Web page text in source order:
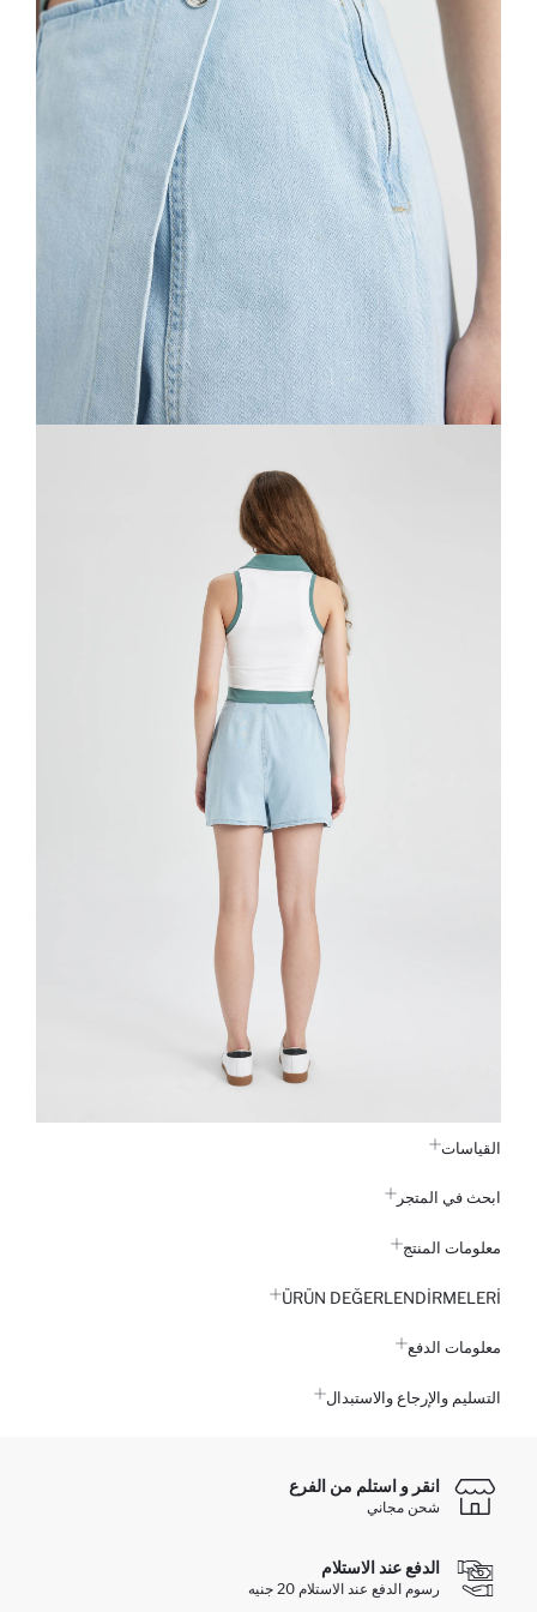
القياسات
ابحث في المتجر
معلومات المنتج
ÜRÜN DEĞERLENDİRMELERİ
معلومات الدفع
التسليم والإرجاع والاستبدال
انقر و استلم من الفرع
شحن مجاني
الدفع عند الاستلام
رسوم الدفع عند الاستلام 20 جنيه